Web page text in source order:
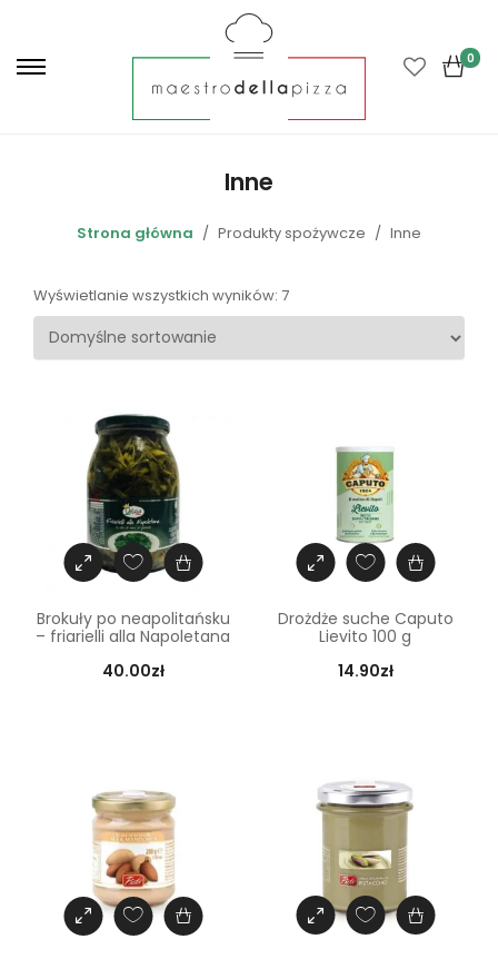
i
0
Inne
Strona główna Produkty spożywcze Inne
Wyświetlanie wszystkich wyników: 7
Brokuły po neapolitańsku
– friarielli alla Napoletana
40.00zł
Drożdże suche Caputo
Lievito 100 g
14.90zł